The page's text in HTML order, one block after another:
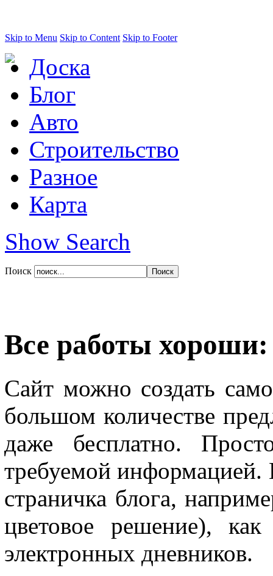
Skip to Menu Skip to Content Skip to Footer
Доска
Блог
Авто
Строительство
Разное
Карта
Show Search
Поиск
Все работы хороши:
Сайт можно создать
большом количестве
даже бесплатно.
требуемой информацией.
страничка блога,
цветовое решение),
электронных дневников.